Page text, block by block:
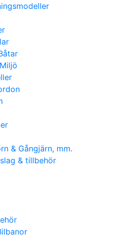
& Gångjärn, mm.
& tillbehör